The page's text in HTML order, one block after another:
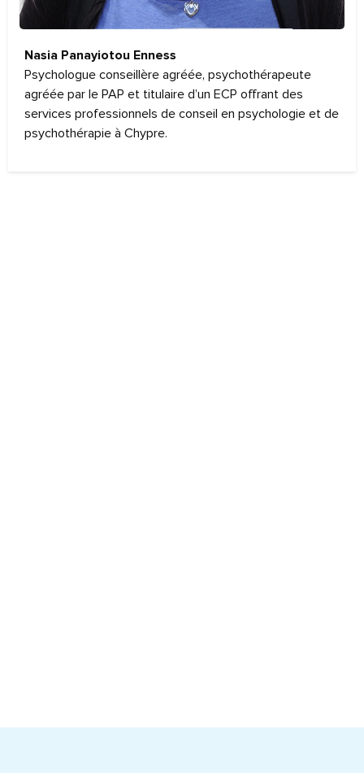
Nasia Panayiotou Enness
Psychologue conseillère agréée, psychothérapeute
agréée par le PAP et titulaire d’un ECP offrant des
services professionnels de conseil en psychologie et de
psychothérapie à Chypre.